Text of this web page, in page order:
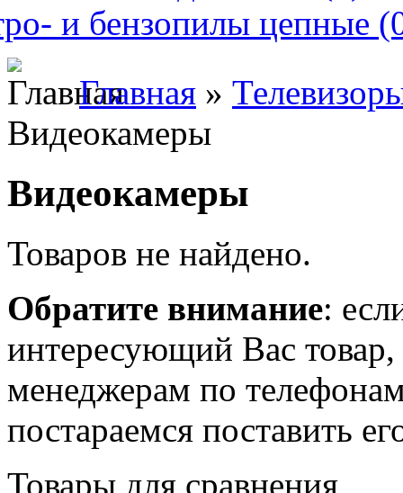
и бензопилы цепные
Главная »
Видеокамеры
Видеокамеры
Товаров не найдено.
Обратите внимание:
интересующий Вас
менеджерам по
постараемся поставить
Товары для сравнения